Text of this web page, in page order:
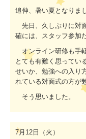
追伸、暑い夏となりま
先日、久しぶりに対
確には、スタッフ参加
オンライン研修も手
とても有難く思ってい
せいか、勉強への入り
れている対面式の方が
そう思いました。
7月 12 日（火）